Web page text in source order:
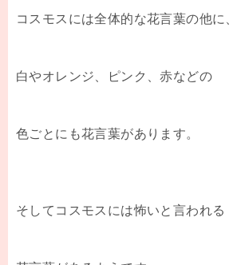
コスモスには全体的な花言葉の他に、
白やオレンジ、ピンク、赤などの
色ごとにも花言葉があります。
そしてコスモスには怖いと言われる